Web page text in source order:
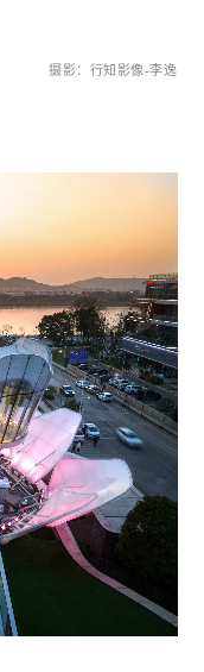
摄影：行知影像-李逸